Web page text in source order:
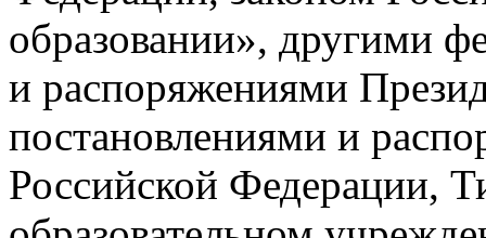
образовании», другими
и распоряжениями
постановлениями и
Российской Федерации,